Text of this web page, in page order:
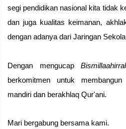
segi pendidikan nasional kita tidak
dan juga kualitas keimanan,
dengan adanya dari Jaringan
Dengan mengucap
berkomitmen untuk
mandiri dan berakhlaq Qur'ani.
Mari bergabung bersama kami.